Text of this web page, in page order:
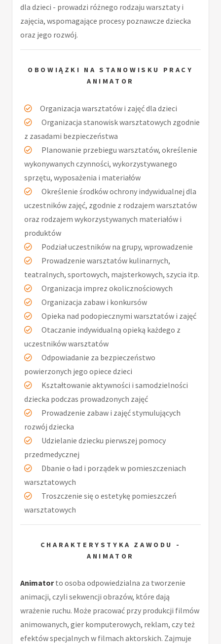
dla dzieci - prowadzi różnego rodzaju warsztaty i
zajęcia, wspomagające procesy poznawcze dziecka
oraz jego rozwój.
OBOWIĄZKI NA STANOWISKU PRACY
ANIMATOR
Organizacja warsztatów i zajęć dla dzieci
Organizacja stanowisk warsztatowych zgodnie
z zasadami bezpieczeństwa
Planowanie przebiegu warsztatów, określenie
wykonywanych czynności, wykorzystywanego
sprzętu, wyposażenia i materiałów
Określenie środków ochrony indywidualnej dla
uczestników zajęć, zgodnie z rodzajem warsztatów
oraz rodzajem wykorzystywanych materiałów i
produktów
Podział uczestników na grupy, wprowadzenie
Prowadzenie warsztatów kulinarnych,
teatralnych, sportowych, majsterkowych, szycia itp.
Organizacja imprez okolicznościowych
Organizacja zabaw i konkursów
Opieka nad podopiecznymi warsztatów i zajęć
Otaczanie indywidualną opieką każdego z
uczestników warsztatów
Odpowiadanie za bezpieczeństwo
powierzonych jego opiece dzieci
Kształtowanie aktywności i samodzielności
dziecka podczas prowadzonych zajęć
Prowadzenie zabaw i zajęć stymulujących
rozwój dziecka
Udzielanie dziecku pierwszej pomocy
przedmedycznej
Dbanie o ład i porządek w pomieszczeniach
warsztatowych
Troszczenie się o estetykę pomieszczeń
warsztatowych
CHARAKTERYSTYKA ZAWODU -
ANIMATOR
Animatorto osoba odpowiedzialna za tworzenie
animacji, czyli sekwencji obrazów, które dają
wrażenie ruchu. Może pracować przy produkcji filmów
animowanych, gier komputerowych, reklam, czy też
efektów specjalnych w filmach aktorskich. Zajmuje